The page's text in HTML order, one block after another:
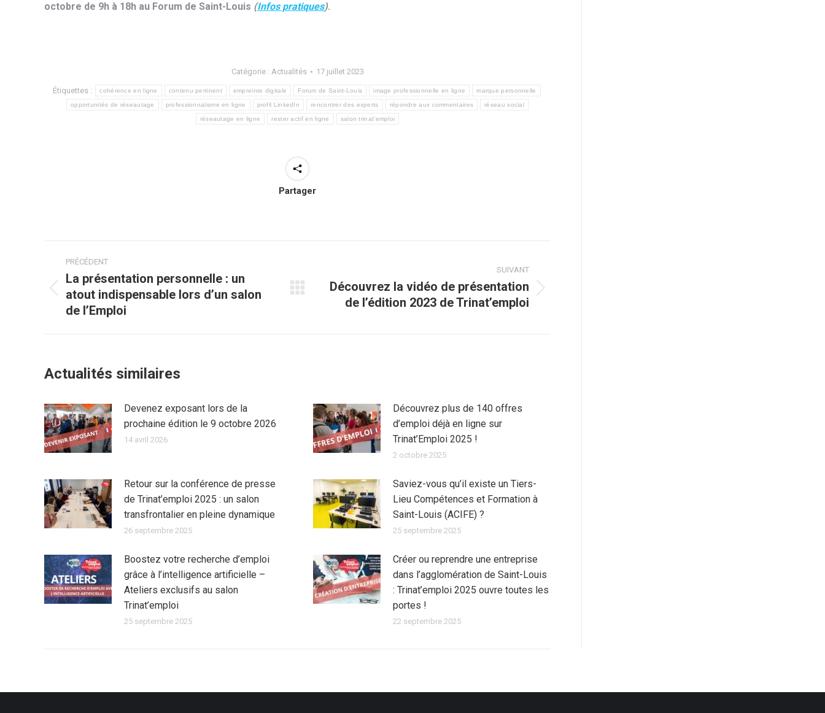
octobre de 9h à 18h au Forum de Saint-Louis (Infos pratiques).
Catégorie : Actualités 17 juillet 2023
Étiquettes : cohérence en ligne contenu pertinent empreinte digitale Forum de Saint-Louis image professionnelle en ligne marque personnelle
opportunités de réseautage professionnalisme en ligne profil LinkedIn rencontrer des experts répondre aux commentaires réseau social
réseautage en ligne rester actif en ligne salon trinat'emploi
Partager
Navigation
article
PRÉCÉDENT
Article
précédent
La présentation personnelle : un
atout indispensable lors d’un salon
de l’Emploi
SUIVANT
Article
suivant
Découvrez la vidéo de présentation
de l’édition 2023 de Trinat’emploi
Actualités similaires
Devenez exposant lors de la
prochaine édition le 9 octobre 2026
14 avril 2026
Découvrez plus de 140 offres
d’emploi déjà en ligne sur
Trinat’Emploi 2025 !
2 octobre 2025
Retour sur la conférence de presse
de Trinat’emploi 2025 : un salon
transfrontalier en pleine dynamique
26 septembre 2025
Saviez-vous qu’il existe un Tiers-
Lieu Compétences et Formation à
Saint-Louis (ACIFE) ?
25 septembre 2025
Boostez votre recherche d’emploi
grâce à l’intelligence artificielle –
Ateliers exclusifs au salon
Trinat’emploi
25 septembre 2025
Créer ou reprendre une entreprise
dans l’agglomération de Saint-Louis
: Trinat’emploi 2025 ouvre toutes les
portes !
22 septembre 2025